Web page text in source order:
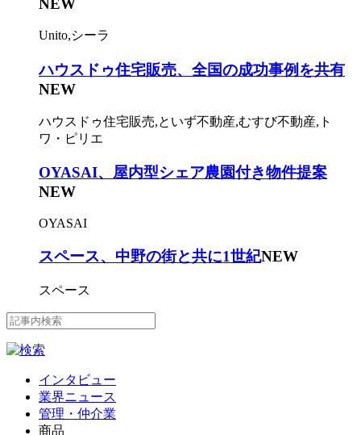
Unito,シーラ
ハウスドゥ住宅販売、全国の成功事例を共有
NEW
ハウスドゥ住宅販売,といず不動産,むすび不動産,ト
ワ・ピリエ
OYASAI、屋内型シェア農園付き物件提案
NEW
OYASAI
スペース、中野の街と共に1世紀NEW
スペース
インタビュー
業界ニュース
管理・仲介業
商品